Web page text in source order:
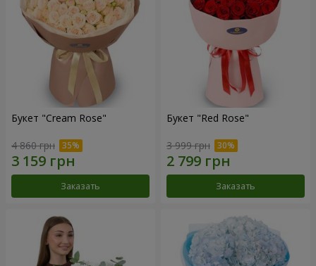
Букет "Cream Rose"
4 860 грн
Заказать
Букет "Red Rose"
3 999 грн
Заказать